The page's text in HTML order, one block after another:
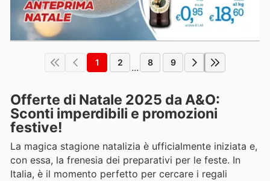
1 2 ... 8 9
Offerte di Natale 2025 da A&O:
Sconti imperdibili e promozioni
festive!
La magica stagione natalizia è ufficialmente iniziata e,
con essa, la frenesia dei preparativi per le feste. In
Italia, è il momento perfetto per cercare i regali